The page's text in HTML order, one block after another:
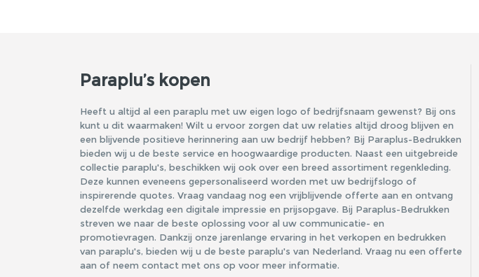
Paraplu’s kopen
Heeft u altijd al een paraplu met uw eigen logo of bedrijfsnaam gewenst? Bij ons
kunt u dit waarmaken! Wilt u ervoor zorgen dat uw relaties altijd droog blijven en
een blijvende positieve herinnering aan uw bedrijf hebben? Bij Paraplus-Bedrukken
bieden wij u de beste service en hoogwaardige producten. Naast een uitgebreide
collectie paraplu's, beschikken wij ook over een breed assortiment regenkleding.
Deze kunnen eveneens gepersonaliseerd worden met uw bedrijfslogo of
inspirerende quotes. Vraag vandaag nog een vrijblijvende offerte aan en ontvang
dezelfde werkdag een digitale impressie en prijsopgave. Bij Paraplus-Bedrukken
streven we naar de beste oplossing voor al uw communicatie- en
promotievragen. Dankzij onze jarenlange ervaring in het verkopen en bedrukken
van paraplu's, bieden wij u de beste paraplu's van Nederland. Vraag nu een offerte
aan of neem contact met ons op voor meer informatie.